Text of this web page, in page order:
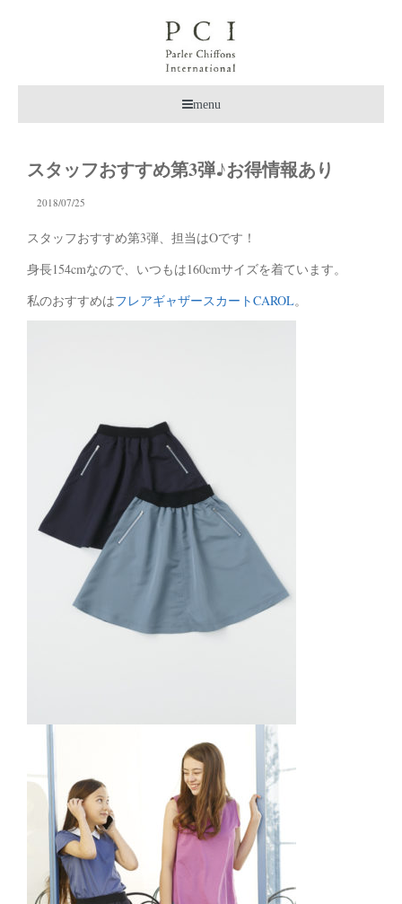
menu
スタッフおすすめ第3弾♪お得情報あり
2018/07/25
スタッフおすすめ第3弾、担当はOです！
身長154cmなので、いつもは160cmサイズを着ています。
私のおすすめはフレアギャザースカートCAROL。